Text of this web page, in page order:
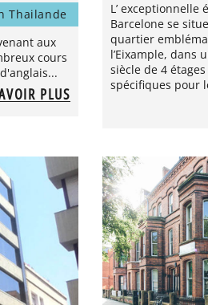
Thailande
aux
cours
PLUS
L’ exceptionnelle
Barcelone se
quartier
l’Eixample, dans
siècle de 4
spécifiques pour